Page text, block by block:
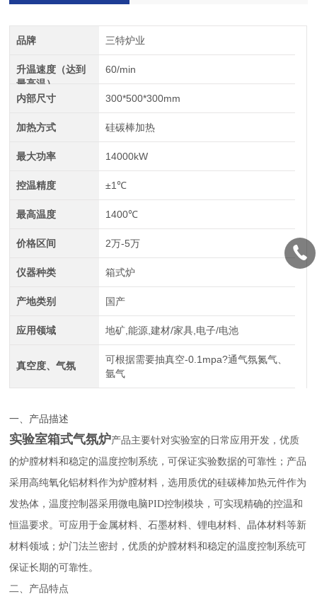
品牌 三特炉业
升温速度（达到
最高温）
60/min
内部尺寸 300*500*300mm
加热方式 硅碳棒加热
最大功率 14000kW
控温精度 ±1℃
最高温度 1400℃
价格区间 2万-5万
仪器种类 箱式炉
产地类别 国产
应用领域 地矿,能源,建材/家具,电子/电池
真空度、气氛
可根据需要抽真空-0.1mpa?通气氛氮气、
氩气
一、产品描述
实验室箱式气氛炉产品主要针对实验室的日常应用开发，优质
的炉膛材料和稳定的温度控制系统，可保证实验数据的可靠性；产品
采用高纯氧化铝材料作为炉膛材料，选用质优的硅碳棒加热元件作为
发热体，温度控制器采用微电脑PID控制模块，可实现精确的控温和
恒温要求。可应用于金属材料、石墨材料、锂电材料、晶体材料等新
材料领域；炉门法兰密封，优质的炉膛材料和稳定的温度控制系统可
保证长期的可靠性。
二、 产品特点